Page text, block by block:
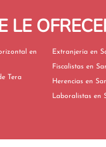
LE
en
de Tera